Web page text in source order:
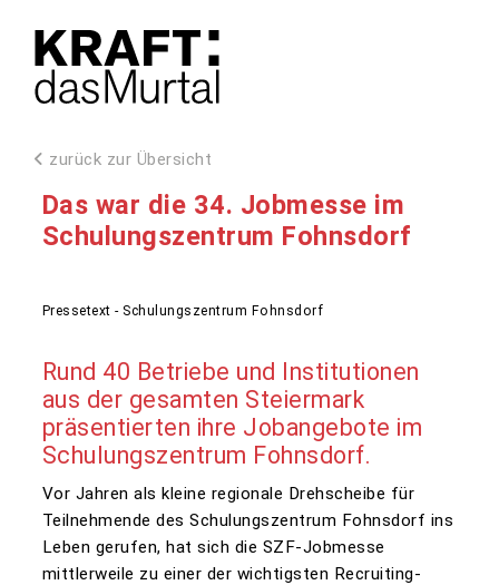
zurück zur Übersicht
Das war die 34. Jobmesse im
Schulungszentrum Fohnsdorf
Pressetext - Schulungszentrum Fohnsdorf
Rund 40 Betriebe und Institutionen
aus der gesamten Steiermark
präsentierten ihre Jobangebote im
Schulungszentrum Fohnsdorf.
Vor Jahren als kleine regionale Drehscheibe für
Teilnehmende des Schulungszentrum Fohnsdorf ins
Leben gerufen, hat sich die SZF-Jobmesse
mittlerweile zu einer der wichtigsten Recruiting-